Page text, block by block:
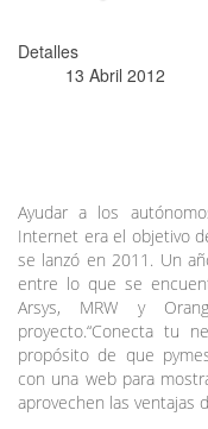
Detalles
13 Abril 2012
Ayudar a los
Internet era el objetivo
se lanzó en 2011. Un
entre lo que se
Arsys, MRW y
proyecto.“Conecta tu
propósito de que
con una web para
aprovechen las ventajas